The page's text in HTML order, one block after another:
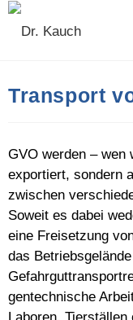
Skip
Transport
GVO werden – wen
exportiert, sondern
zwischen
Soweit es dabei
eine Freisetzung
das
gentechnische
Laboren,